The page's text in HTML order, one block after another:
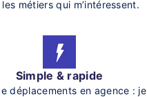
métiers qui m’intéressent.
Simple & rapide
déplacements en agence : je